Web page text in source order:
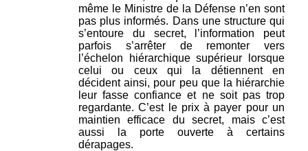
même le Ministre de la Défense n’en sont
pas plus informés. Dans une structure qui
s’entoure du secret, l’information peut
parfois s’arrêter de remonter vers
l’échelon hiérarchique supérieur lorsque
celui ou ceux qui la détiennent en
décident ainsi, pour peu que la hiérarchie
leur fasse confiance et ne soit pas trop
regardante. C’est le prix à payer pour un
maintien efficace du secret, mais c’est
aussi la porte ouverte à certains
dérapages.